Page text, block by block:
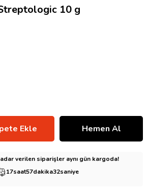
10 g
verilen siparişler aynı gün kargoda!
17saat57dakika32saniye